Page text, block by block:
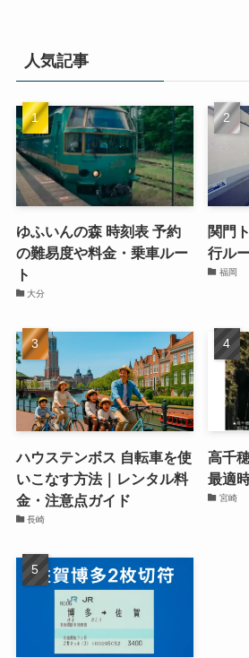
人気記事
ゆふいんの森 時刻表 予約
の難易度や料金・乗車ルー
ト
大分
関門
行ル
福岡
ハウステンボス 自転車を使
いこなす方法｜レンタル料
金・注意点ガイド
長崎
高千
最適
宮崎